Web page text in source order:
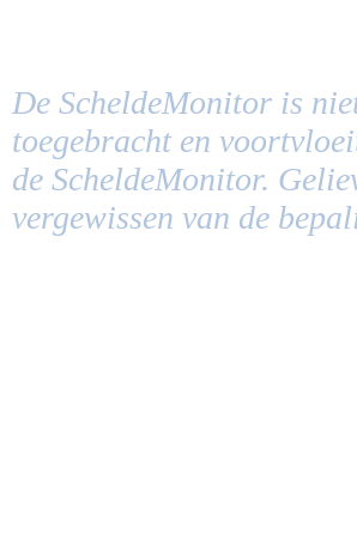
De ScheldeMonitor is
toegebracht en
de ScheldeMonitor.
vergewissen van de